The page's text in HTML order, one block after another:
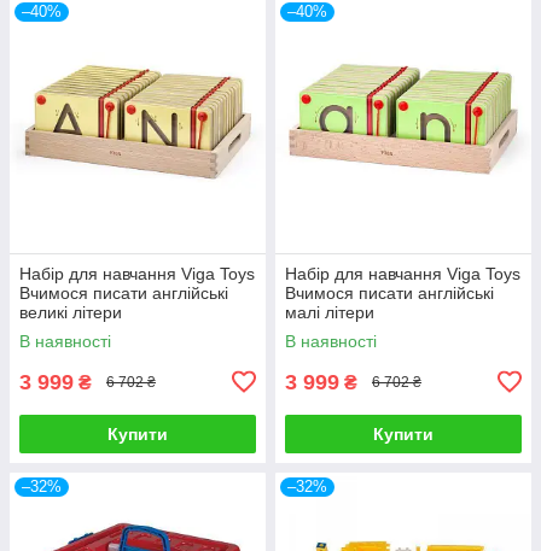
–40%
Набір для навчання Viga Toys
Вчимося писати англійські
великі літери
В наявності
3 999 ₴ 6 702 ₴
Купити
–40%
Набір для навчання Viga Toys
Вчимося писати англійські
малі літери
В наявності
3 999 ₴ 6 702 ₴
Купити
–32% –32%